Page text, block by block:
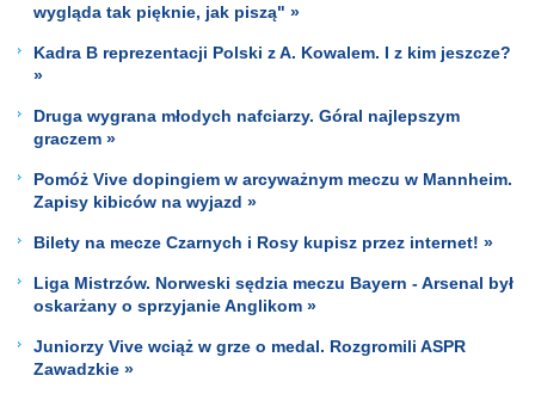
wygląda tak pięknie, jak piszą" »
Kadra B reprezentacji Polski z A. Kowalem. I z kim jeszcze?
»
Druga wygrana młodych nafciarzy. Góral najlepszym
graczem »
Pomóż Vive dopingiem w arcyważnym meczu w Mannheim.
Zapisy kibiców na wyjazd »
Bilety na mecze Czarnych i Rosy kupisz przez internet! »
Liga Mistrzów. Norweski sędzia meczu Bayern - Arsenal był
oskarżany o sprzyjanie Anglikom »
Juniorzy Vive wciąż w grze o medal. Rozgromili ASPR
Zawadzkie »